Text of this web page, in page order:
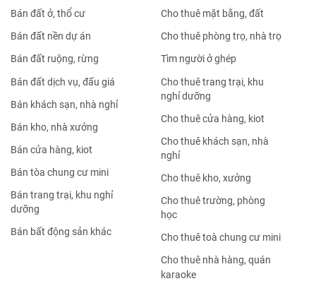
Bán đất ở, thổ cư
Bán đất nền dự án
Bán đất ruộng, rừng
Bán đất dịch vụ, đấu giá
Bán khách sạn, nhà nghỉ
Bán kho, nhà xưởng
Bán cửa hàng, kiot
Bán tòa chung cư mini
Bán trang trại, khu nghỉ
dưỡng
Bán bất động sản khác
Cho thuê mặt bằng, đất
Cho thuê phòng trọ, nhà trọ
Tìm người ở ghép
Cho thuê trang trại, khu
nghỉ dưỡng
Cho thuê cửa hàng, kiot
Cho thuê khách sạn, nhà
nghỉ
Cho thuê kho, xưởng
Cho thuê trường, phòng
học
Cho thuê toà chung cư mini
Cho thuê nhà hàng, quán
karaoke